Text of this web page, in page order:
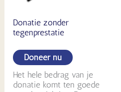
Donatie zonder
tegenprestatie
Doneer nu
Het hele bedrag van je
donatie komt ten goede